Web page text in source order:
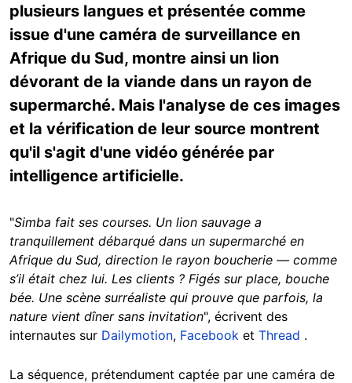
plusieurs langues et présentée comme
issue d'une caméra de surveillance en
Afrique du Sud, montre ainsi un lion
dévorant de la viande dans un rayon de
supermarché. Mais l'analyse de ces images
et la vérification de leur source montrent
qu'il s'agit d'une vidéo générée par
intelligence artificielle.
"Simba fait ses courses. Un lion sauvage a
tranquillement débarqué dans un supermarché en
Afrique du Sud, direction le rayon boucherie — comme
s’il était chez lui. Les clients ? Figés sur place, bouche
bée. Une scène surréaliste qui prouve que parfois, la
nature vient dîner sans invitation", écrivent des
internautes sur Dailymotion, Facebook et Thread .
La séquence, prétendument captée par une caméra de